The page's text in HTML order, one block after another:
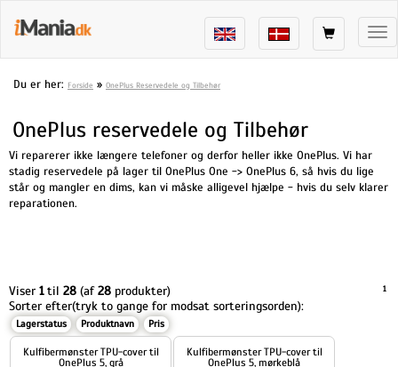
Du er her: Forside » OnePlus Reservedele og Tilbehør
OnePlus reservedele og Tilbehør
Vi reparerer ikke længere telefoner og derfor heller ikke OnePlus. Vi har
stadig reservedele på lager til OnePlus One -> OnePlus 6, så hvis du lige
står og mangler en dims, kan vi måske alligevel hjælpe - hvis du selv klarer
reparationen.
Viser 1til 28 (af28 produkter) 1
Sorter efter(tryk to gange for modsat sorteringsorden):
Lagerstatus Produktnavn Pris
Kulfibermønster TPU-cover til
OnePlus 5, grå
Kulfibermønster TPU-cover til
OnePlus 5, mørkeblå